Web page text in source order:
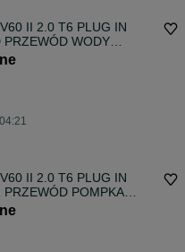
II 2.0 T6 PLUG IN
PRZEWÓD WODY
II 2.0 T6 PLUG IN
PRZEWÓD POMPKA
32222255